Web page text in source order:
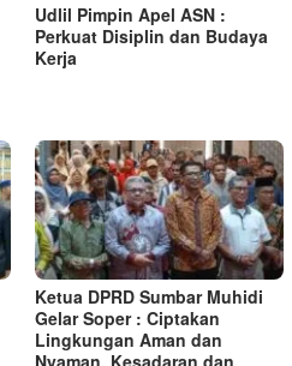
Udlil Pimpin Apel ASN :
Perkuat Disiplin dan Budaya
Kerja
Ketua DPRD Sumbar Muhidi
Gelar Soper : Ciptakan
Lingkungan Aman dan
Nyaman, Kesadaran dan